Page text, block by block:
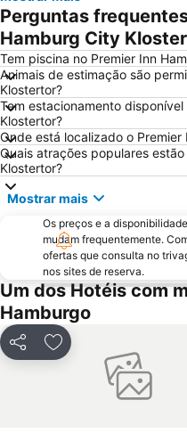
Hauptbahnhof Nord Metro Station
Berliner Tor Metro Station
Alsterhaus
Reeperbahn
Rathaus Metro Station
Hanseatischer Weihnachtsmarkt Hamburg
Hamburger Straße Metro Station
Barmbek-Süd
Barclaycard Arena
Finkenwerder
Hellas
Spitalerstraße
Prefeitura de Hamburgo
Stephansplatz Metro Station
Perguntas
Hamburg City
Tem piscina no Premier Inn
Animais de estimação são
Klostertor?
Tem estacionamento
Klostertor?
Onde está localizado o
Quais atrações populares
Klostertor?
Mostrar mais
Os preços e a
mudam frequentemente.
ofertas que consulta no
nos sites de reserva.
Um dos Hotéis com
Hamburgo
PartilharAdicionar aos